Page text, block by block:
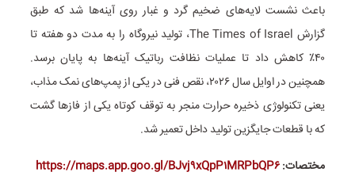
باعث نشست لایه‌های ضخیم گرد و غبار روی آینه‌ها شد که طبق
گزارش The Times of Israel، تولید نیروگاه را به مدت دو هفته تا
۴۰٪ کاهش داد تا عملیات نظافت رباتیک آینه‌ها به پایان برسد.
همچنین در اوایل سال ۲۰۲۶، نقص فنی در یکی از پمپ‌های نمک مذاب،
یعنی تکنولوژی ذخیره حرارت منجر به توقف کوتاه یکی از فازها گشت
که با قطعات جایگزین تولید داخل تعمیر شد.
مختصات:https://maps.app.goo.gl/BJvj۹xQpP۱MRPbQP۶